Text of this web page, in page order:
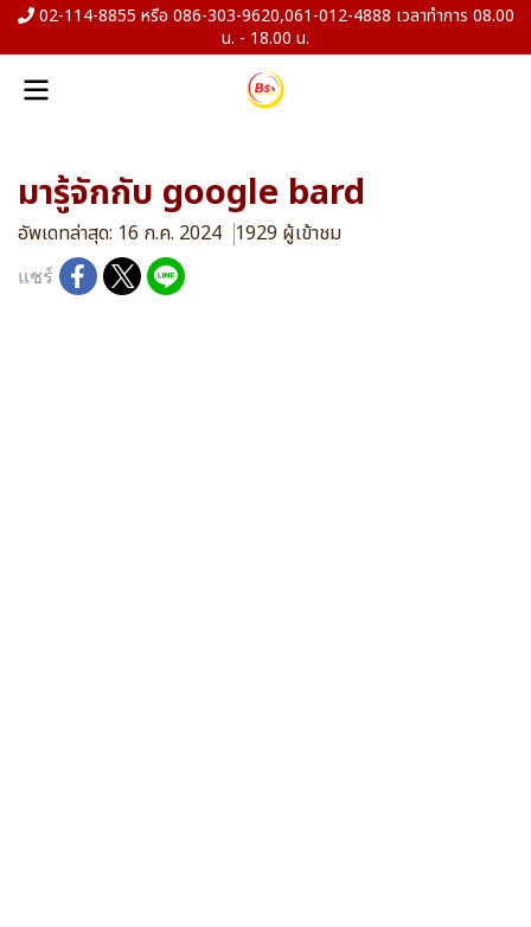
02-114-8855 หรือ 086-303-9620,061-012-4888 เวลาทำการ 08.00
น. - 18.00 น.
มารู้จักกับ google bard
อัพเดทล่าสุด: 16 ก.ค. 2024 1929 ผู้เข้าชม
แชร์